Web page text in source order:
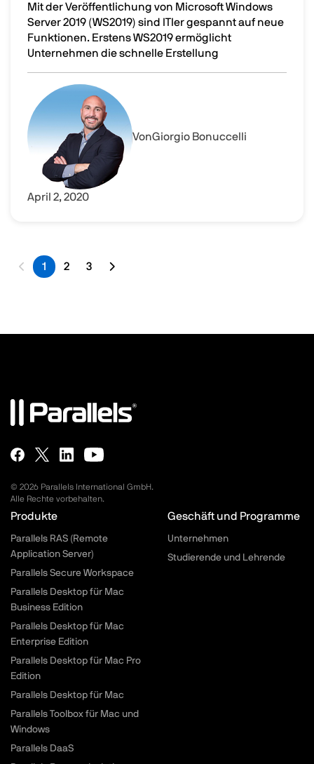
Mit der Veröffentlichung von Microsoft Windows
Server 2019 (WS2019) sind ITler gespannt auf neue
Funktionen. Erstens WS2019 ermöglicht
Unternehmen die schnelle Erstellung
RDP Zwei Faktor Authentifizierung für RDS 2019
Image
VonGiorgio Bonuccelli
April 2, 2020
1 2 3
Letzte Seite
© 2026 Parallels International GmbH.
Alle Rechte vorbehalten.
Parallels.com - Footer menu
Produkte
Parallels RAS (Remote
Application Server)
Parallels Secure Workspace
Parallels Desktop für Mac
Business Edition
Parallels Desktop für Mac
Enterprise Edition
Parallels Desktop für Mac Pro
Edition
Parallels Desktop für Mac
Parallels Toolbox für Mac und
Windows
Parallels DaaS
Geschäft und Programme
Unternehmen
Studierende und Lehrende